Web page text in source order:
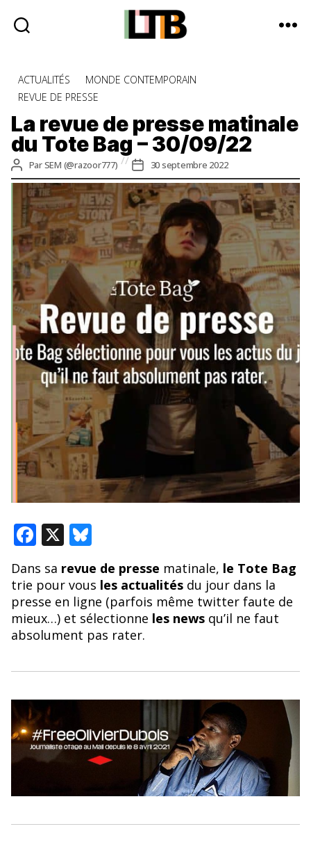
Bag
Média
d'information
quotidienne
Catégories
ACTUALITÉS
MONDE CONTEMPORAIN
REVUE DE PRESSE
La revue de presse matinale
du Tote Bag – 30/09/22
Auteur
de
l’article
ParSEM (@razoor777)
Date
de
l’article
30 septembre 2022
F
e
b
o
o
k
X Bl
u
e
sk
y
Dans sa revue de presse matinale, le Tote Bag
trie pour vous les actualitésdu jour dans la
presse en ligne (parfois même twitter faute de
mieux…) et sélectionne les newsqu’il ne faut
absolument pas rater.